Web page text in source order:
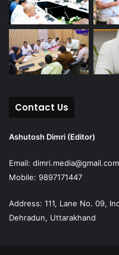
Contact Us
Ashutosh Dimri (Editor)
Email: dimri.media@gmail.com
Mobile: 9897171447
Address: 111, Lane No. 09,
Dehradun, Uttarakhand